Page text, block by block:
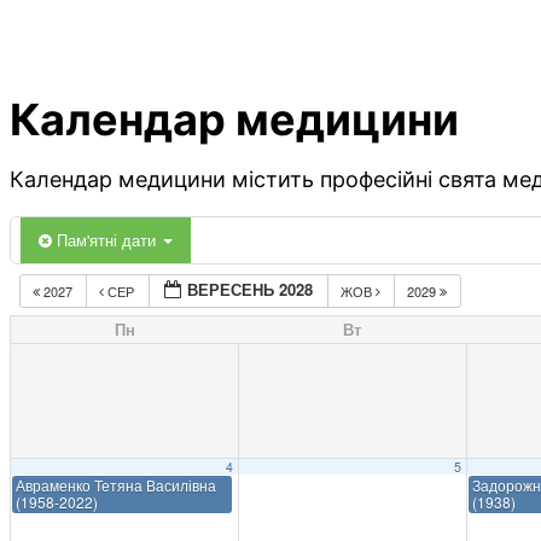
Календар медицини
Календар медицини містить професійні свята
Пам'ятні дати
2027 СЕР ВЕРЕСЕНЬ 2028 ЖОВ 2029
Пн Вт
4
Авраменко Тетяна Василівна
(1958-2022)
5
(1938)